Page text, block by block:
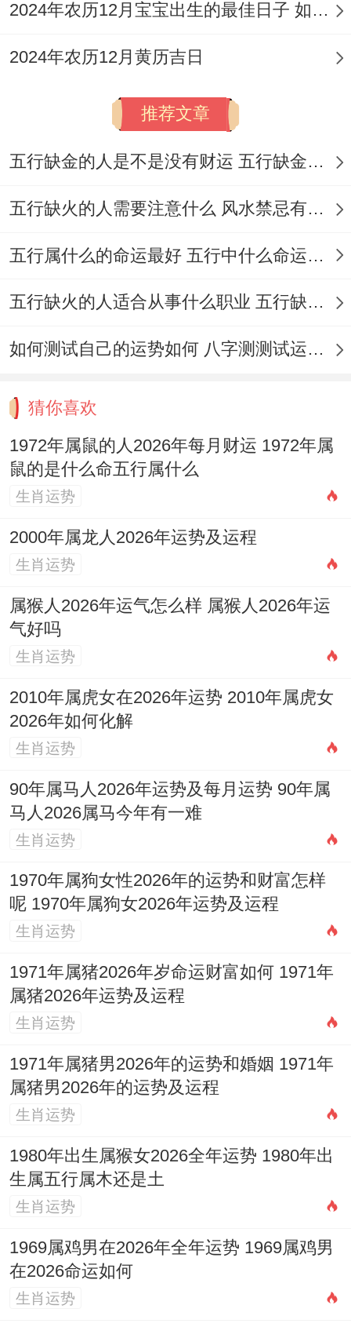
2024年农历12月宝宝出生的最佳日子 如何挑选适合的吉日
2024年农历12月黄历吉日
推荐文章
五行缺金的人是不是没有财运 五行缺金的人命运好不好
五行缺火的人需要注意什么 风水禁忌有哪些
五行属什么的命运最好 五行中什么命运势旺盛
五行缺火的人适合从事什么职业 五行缺火的人适合从事的职业有哪些
如何测试自己的运势如何 八字测测试运运程
猜你喜欢
1972年属鼠的人2026年每月财运 1972年属
鼠的是什么命五行属什么
生肖运势
2000年属龙人2026年运势及运程
生肖运势
属猴人2026年运气怎么样 属猴人2026年运
气好吗
生肖运势
2010年属虎女在2026年运势 2010年属虎女
2026年如何化解
生肖运势
90年属马人2026年运势及每月运势 90年属
马人2026属马今年有一难
生肖运势
1970年属狗女性2026年的运势和财富怎样
呢 1970年属狗女2026年运势及运程
生肖运势
1971年属猪2026年岁命运财富如何 1971年
属猪2026年运势及运程
生肖运势
1971年属猪男2026年的运势和婚姻 1971年
属猪男2026年的运势及运程
生肖运势
1980年出生属猴女2026全年运势 1980年出
生属五行属木还是土
生肖运势
1969属鸡男在2026年全年运势 1969属鸡男
在2026命运如何
生肖运势